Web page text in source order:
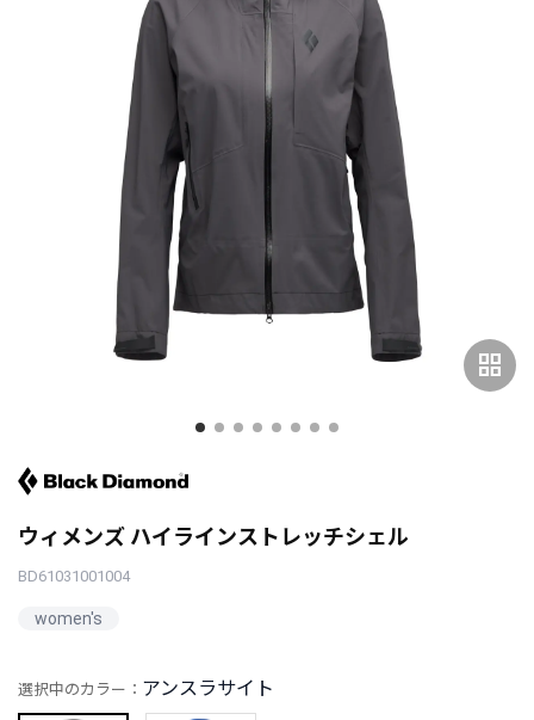
grid_view
ウィメンズ ハイラインストレッチシェル
BD61031001004
women's
選択中のカラー： アンスラサイト